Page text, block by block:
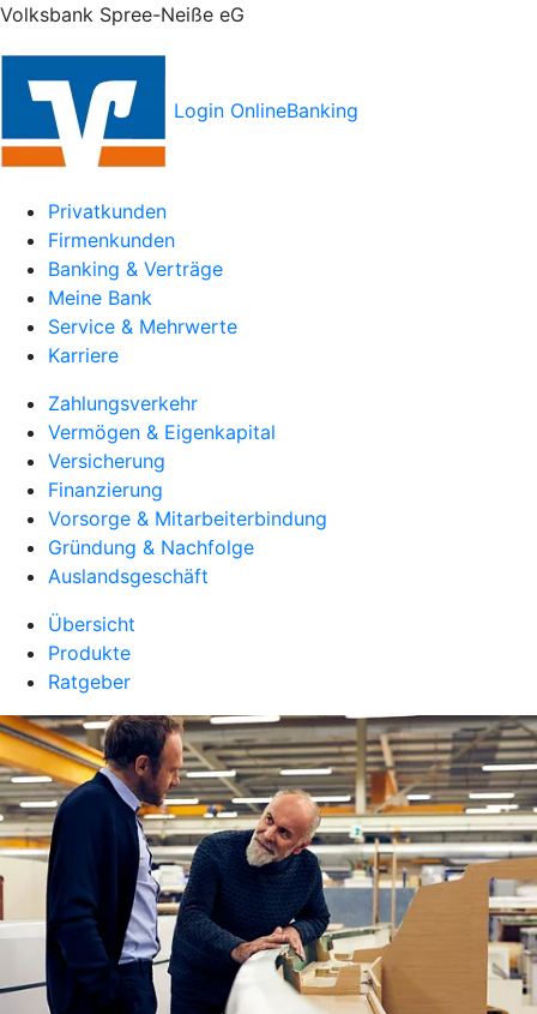
Volksbank Spree-Neiße eG
Login OnlineBanking
Privatkunden
Firmenkunden
Banking & Verträge
Meine Bank
Service & Mehrwerte
Karriere
Zahlungsverkehr
Vermögen & Eigenkapital
Versicherung
Finanzierung
Vorsorge & Mitarbeiterbindung
Gründung & Nachfolge
Auslandsgeschäft
Übersicht
Produkte
Ratgeber